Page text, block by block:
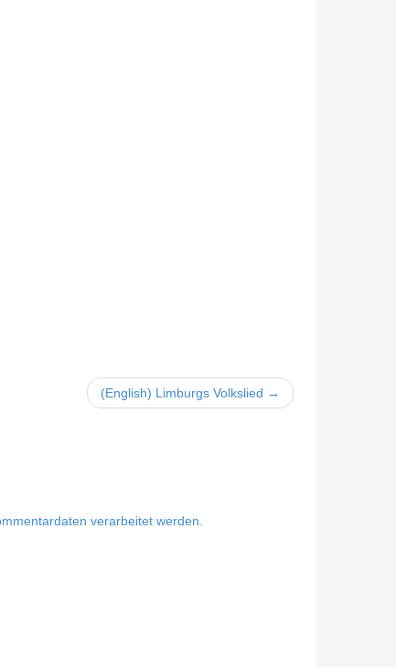
(English) Limburgs Volkslied →
verarbeitet werden.